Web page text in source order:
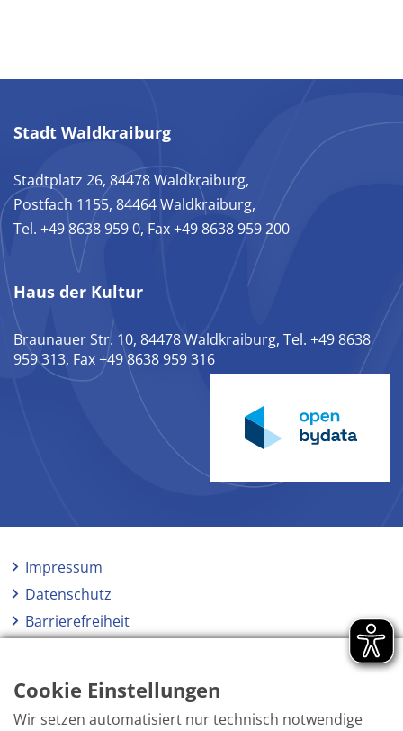
Stadt Waldkraiburg
Stadtplatz 26, 84478 Waldkraiburg,
Postfach 1155, 84464 Waldkraiburg,
Tel. +49 8638 959 0, Fax +49 8638 959 200
Haus der Kultur
Braunauer Str. 10, 84478 Waldkraiburg, Tel. +49 8638
959 313, Fax +49 8638 959 316
Impressum
Datenschutz
Barrierefreiheit
Cookie Einstellungen
Wir setzen automatisiert nur technisch notwendige